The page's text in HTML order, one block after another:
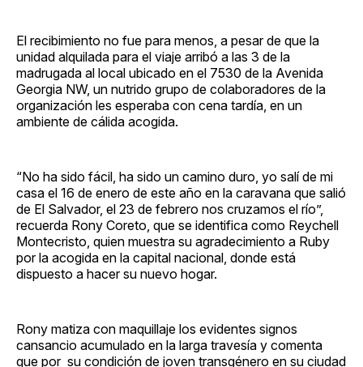
El recibimiento no fue para menos, a pesar de que la
unidad alquilada para el viaje arribó a las 3 de la
madrugada al local ubicado en el 7530 de la Avenida
Georgia NW, un nutrido grupo de colaboradores de la
organización les esperaba con cena tardía, en un
ambiente de cálida acogida.
“No ha sido fácil, ha sido un camino duro, yo salí de mi
casa el 16 de enero de este año en la caravana que salió
de El Salvador, el 23 de febrero nos cruzamos el río”,
recuerda Rony Coreto, que se identifica como Reychell
Montecristo, quien muestra su agradecimiento a Ruby
por la acogida en la capital nacional, donde está
dispuesto a hacer su nuevo hogar.
Rony matiza con maquillaje los evidentes signos
cansancio acumulado en la larga travesía y comenta
que por su condición de joven transgénero en su ciudad